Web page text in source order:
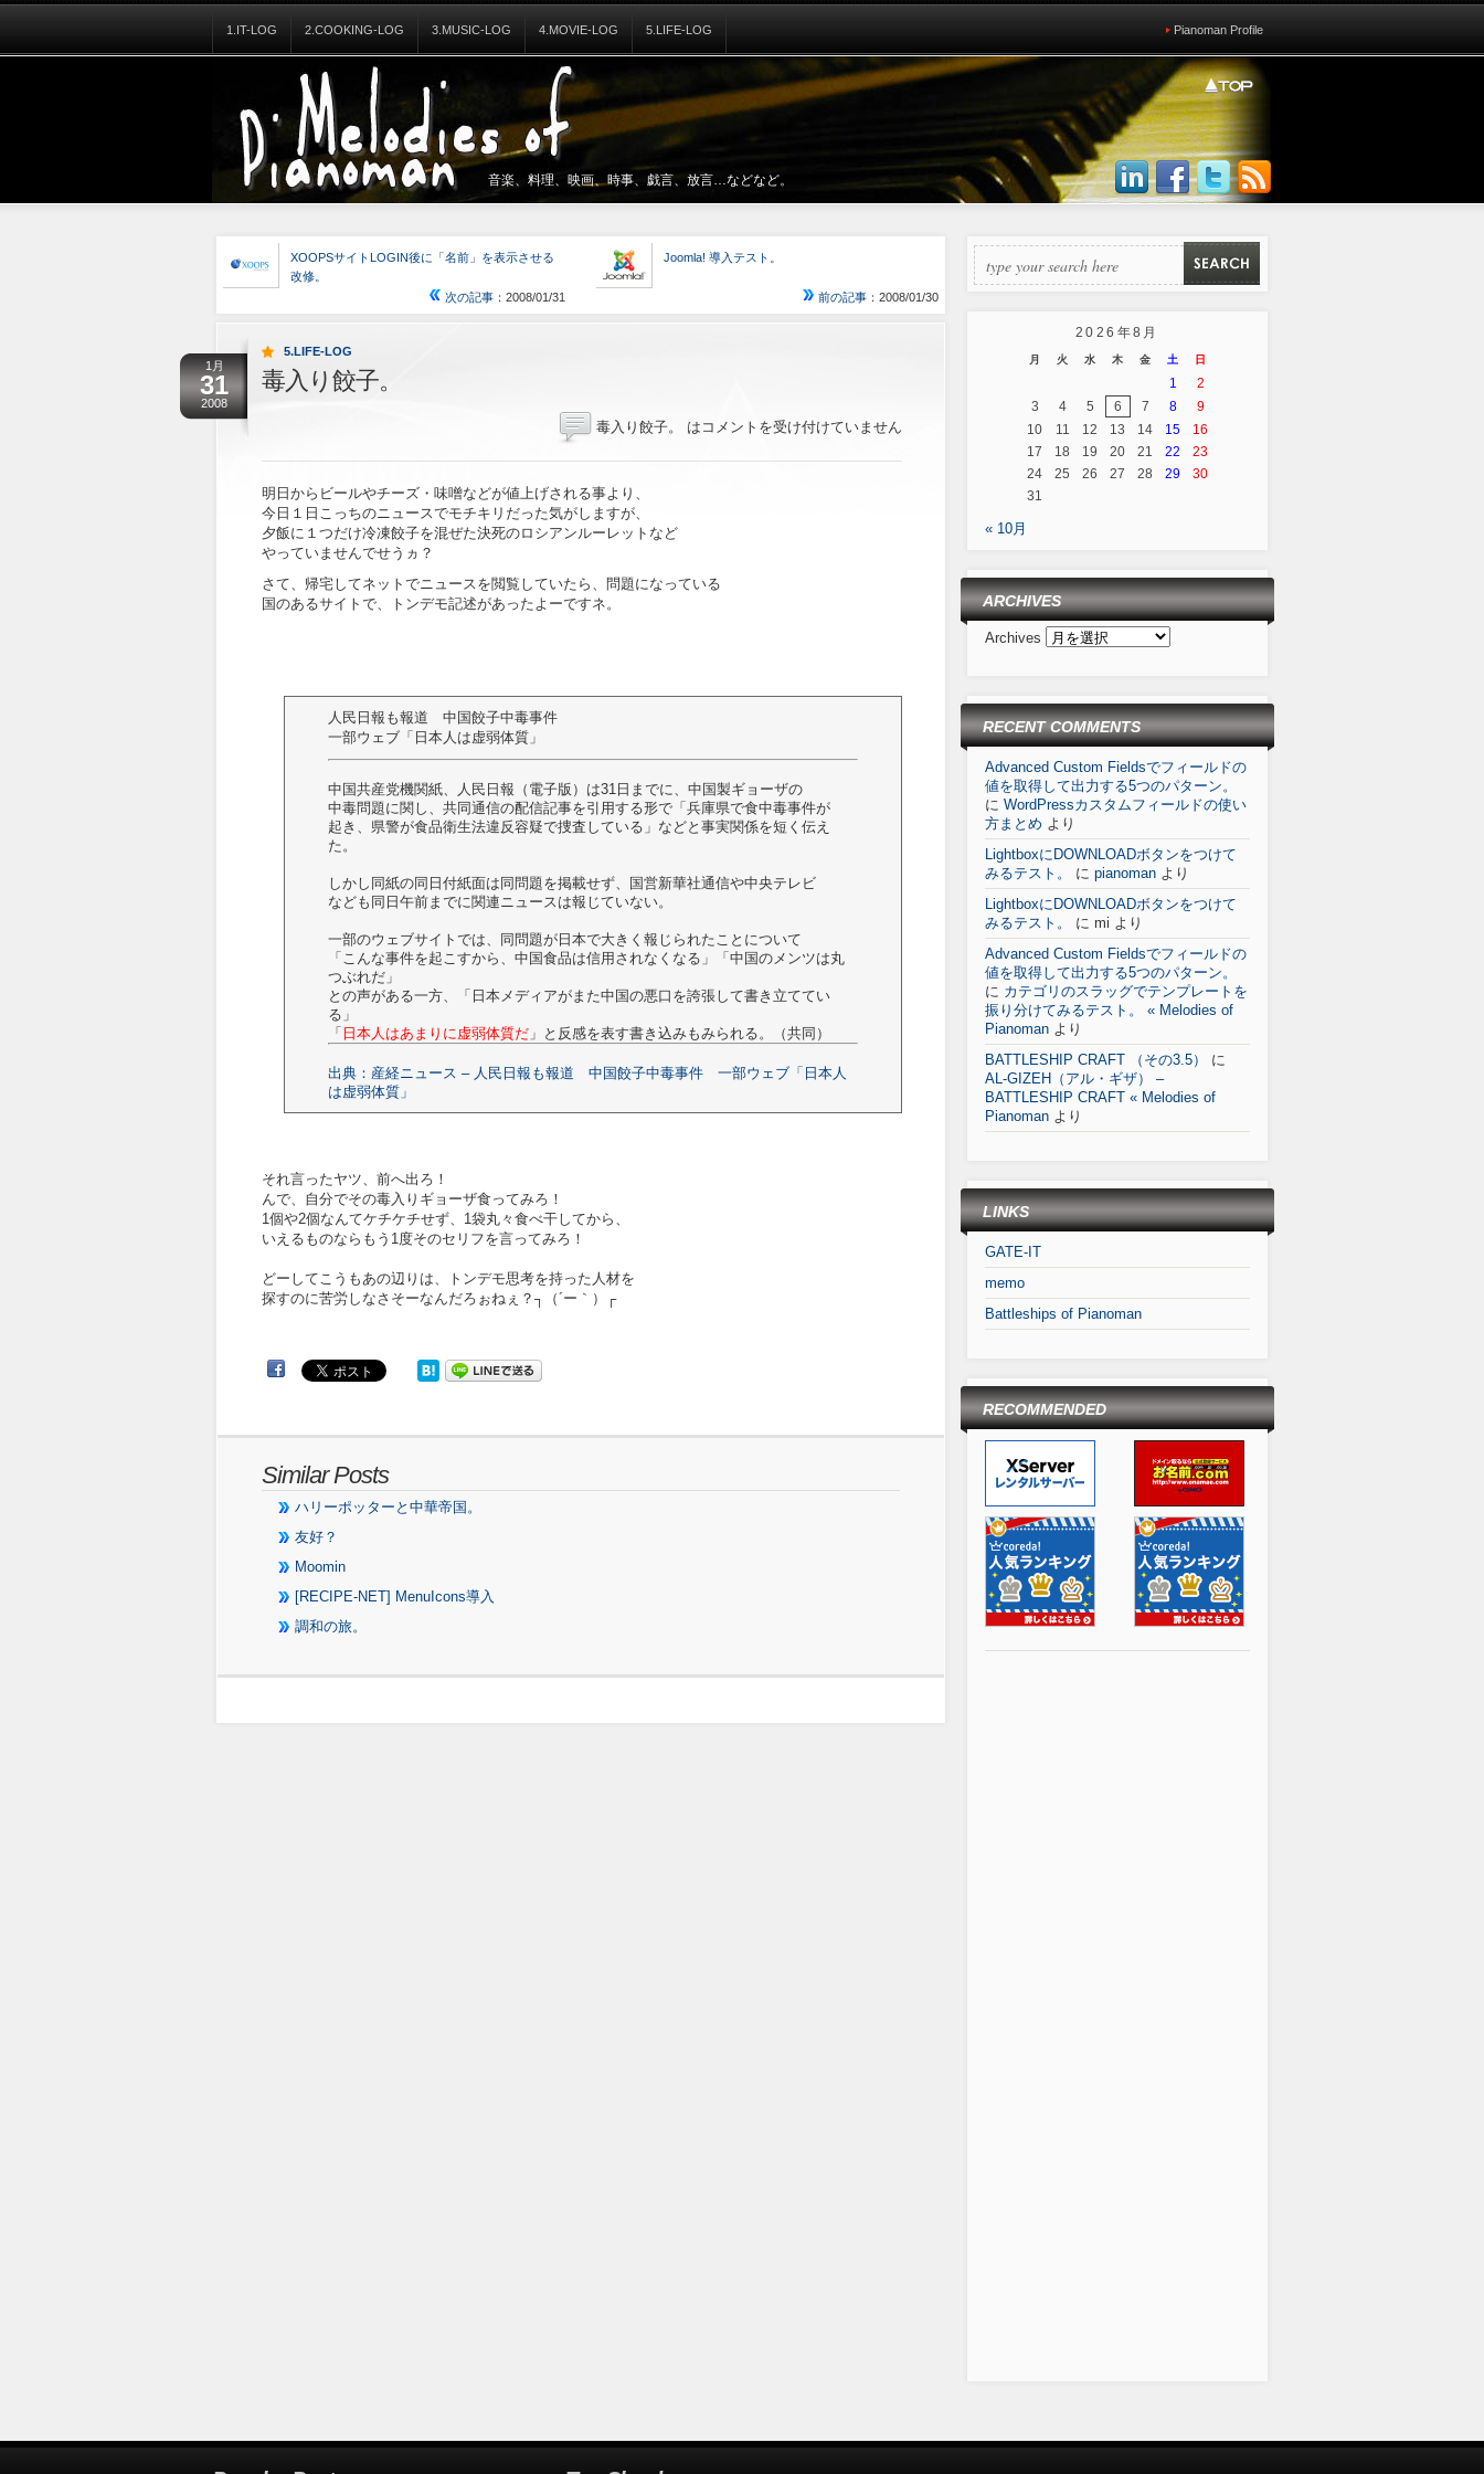
音楽、料理、映画、時事、戯言、放言…などなど。
1.IT-LOG 2.COOKING-LOG 3.MUSIC-LOG 4.MOVIE-LOG 5.LIFE-LOG Pianoman Profile
XOOPSサイトLOGIN後に「名前」を表示させる
改修。
次の記事 ：2008/01/31
Joomla! 導入テスト。
前の記事 ：2008/01/30
1月
31
2008
5.LIFE-LOG
毒入り餃子。
毒入り餃子。 は コメントを受け付けていません
明日からビールやチーズ・味噌などが値上げされる事より、
今日１日こっちのニュースでモチキリだった気がしますが、
夕飯に１つだけ冷凍餃子を混ぜた決死のロシアンルーレットなど
やっていませんでせうヵ？
さて、帰宅してネットでニュースを閲覧していたら、問題になっている
国のあるサイトで、トンデモ記述があったよーですネ。
人民日報も報道 中国餃子中毒事件
一部ウェブ「日本人は虚弱体質」
中国共産党機関紙、人民日報（電子版）は31日までに、中国製ギョーザの
中毒問題に関し、共同通信の配信記事を引用する形で「兵庫県で食中毒事件が
起き、県警が食品衛生法違反容疑で捜査している」などと事実関係を短く伝え
た。
しかし同紙の同日付紙面は同問題を掲載せず、国営新華社通信や中央テレビ
なども同日午前までに関連ニュースは報じていない。
一部のウェブサイトでは、同問題が日本で大きく報じられたことについて
「こんな事件を起こすから、中国食品は信用されなくなる」「中国のメンツは丸
つぶれだ」
との声がある一方、「日本メディアがまた中国の悪口を誇張して書き立ててい
る」
「 日本人はあまりに虚弱体質だ 」と反感を表す書き込みもみられる。（共同）
出典：産経ニュース – 人民日報も報道 中国餃子中毒事件 一部ウェブ「日本人
は虚弱体質」
それ言ったヤツ、前へ出ろ！
んで、自分でその毒入りギョーザ食ってみろ！
1個や2個なんてケチケチせず、1袋丸々食べ干してから、
いえるものならもう1度そのセリフを言ってみろ！
どーしてこうもあの辺りは、トンデモ思考を持った人材を
探すのに苦労しなさそーなんだろぉねぇ？┐（´ー｀）┌
Similar Posts
ハリーポッターと中華帝国。
友好？
Moomin
[RECIPE-NET] MenuIcons導入
調和の旅。
2026年8月
月 火 水 木 金 土 日
1
2
3
4 5 6 7 8
9
10
11 12 13 14 15
16
17
18 19 20 21 22
23
24
25 26 27 28 29
30
31
« 10月
ARCHIVES
Archives
RECENT COMMENTS
Advanced Custom Fieldsでフィールドの
値を取得して出力する5つのパターン。
に WordPressカスタムフィールドの使い
方まとめ より
LightboxにDOWNLOADボタンをつけて
みるテスト。
に pianoman より
LightboxにDOWNLOADボタンをつけて
みるテスト。
に mi より
Advanced Custom Fieldsでフィールドの
値を取得して出力する5つのパターン。
に カテゴリのスラッグでテンプレートを
振り分けてみるテスト。 « Melodies of
Pianoman より
BATTLESHIP CRAFT （その3.5）
に
AL-GIZEH（アル・ギザ） –
BATTLESHIP CRAFT « Melodies of
Pianoman より
LINKS
GATE-IT
memo
Battleships of Pianoman
RECOMMENDED